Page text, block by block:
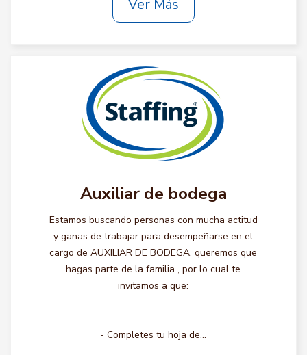
Ver Más
Auxiliar de bodega
Estamos buscando personas con mucha actitud
y ganas de trabajar para desempeñarse en el
cargo de AUXILIAR DE BODEGA, queremos que
hagas parte de la familia , por lo cual te
invitamos a que:
- Completes tu hoja de...